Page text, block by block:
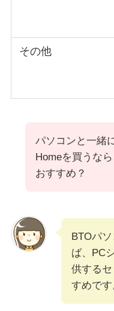
その他
パソコンと一緒
Homeを買うな
おすすめ？
BTOパ
ば、PC
供する
すめです